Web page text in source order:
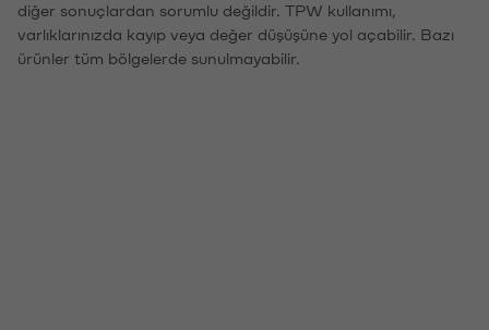
diğer sonuçlardan sorumlu değildir. TPW kullanımı,
varlıklarınızda kayıp veya değer düşüşüne yol açabilir. Bazı
ürünler tüm bölgelerde sunulmayabilir.